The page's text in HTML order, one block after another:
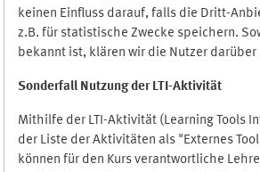
keinen Einfluss darauf, falls die Dritt-
z.B. für statistische Zwecke speichern.
bekannt ist, klären wir die Nutzer darüber
Sonderfall Nutzung der LTI-Aktivität
Mithilfe der LTI-Aktivität (Learning Tools
der Liste der Aktivitäten als "Externes
können für den Kurs verantwortliche